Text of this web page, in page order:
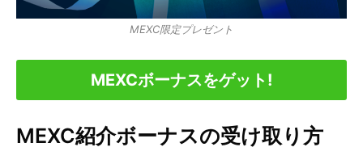
MEXC限定プレゼント
MEXCボーナスをゲット!
MEXC紹介ボーナスの受け取り方